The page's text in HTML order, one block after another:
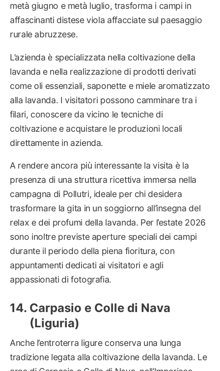
metà giugno e metà luglio, trasforma i campi in
affascinanti distese viola affacciate sul paesaggio
rurale abruzzese.
L’azienda è specializzata nella coltivazione della
lavanda e nella realizzazione di prodotti derivati
come oli essenziali, saponette e miele aromatizzato
alla lavanda. I visitatori possono camminare tra i
filari, conoscere da vicino le tecniche di
coltivazione e acquistare le produzioni locali
direttamente in azienda.
A rendere ancora più interessante la visita è la
presenza di una struttura ricettiva immersa nella
campagna di Pollutri, ideale per chi desidera
trasformare la gita in un soggiorno all’insegna del
relax e dei profumi della lavanda. Per l’estate 2026
sono inoltre previste aperture speciali dei campi
durante il periodo della piena fioritura, con
appuntamenti dedicati ai visitatori e agli
appassionati di fotografia.
Carpasio e Colle di Nava
(Liguria)
Anche l’entroterra ligure conserva una lunga
tradizione legata alla coltivazione della lavanda. Le